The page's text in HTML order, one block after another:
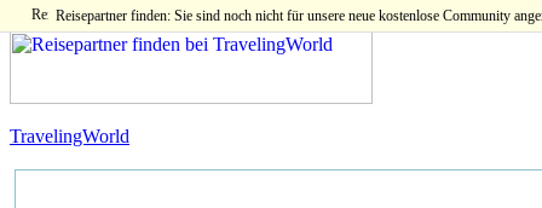
Reisepartner finden: Sie sind noch nicht für unsere neue kostenlose Community
TravelingWorld